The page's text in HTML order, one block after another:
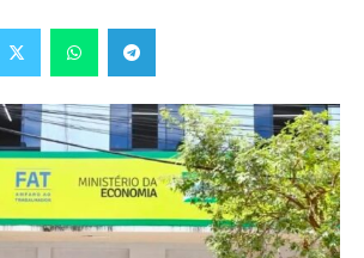
Twitter WhatsappTelegram